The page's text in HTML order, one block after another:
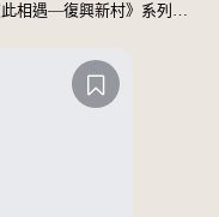
《我們在此相遇—復興新村》系列：〈殘響04〉